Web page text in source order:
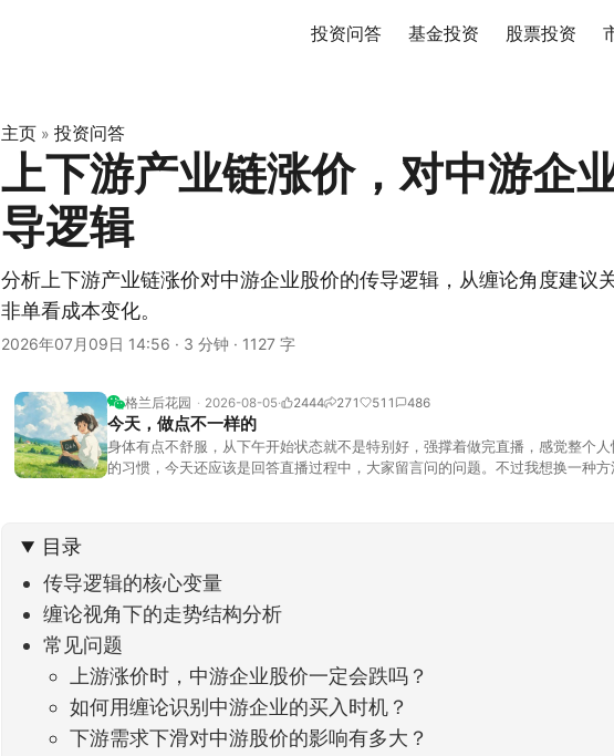
投资问答 基金投资 股票投资
主页 » 投资问答
上下游产业链涨价，对中游企
导逻辑
分析上下游产业链涨价对中游企业股价的传导逻辑，从缠论角度建议
非单看成本变化。
2026年07月09日 14:56 · 3 分钟 · 1127 字
格兰后花园 2026-08-05 2444 271 511 486
今天，做点不一样的
身体有点不舒服，从下午开始状态就不是特别好，强撑着做完直播，感觉整个
的习惯，今天还应该是回答直播过程中，大家留言问的问题。不过我想换一种
目录
传导逻辑的核心变量
缠论视角下的走势结构分析
常见问题
上游涨价时，中游企业股价一定会跌吗？
如何用缠论识别中游企业的买入时机？
下游需求下滑对中游股价的影响有多大？